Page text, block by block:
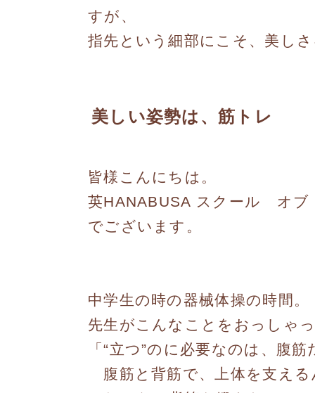
すが、
指先という細部にこそ、美しさ
美しい姿勢は、筋トレ
皆様こんにちは。
英HANABUSA スクール オ
でございます。
中学生の時の器械体操の時間。
先生がこんなことをおっしゃ
「“立つ”のに必要なのは、腹
腹筋と背筋で、上体を支える